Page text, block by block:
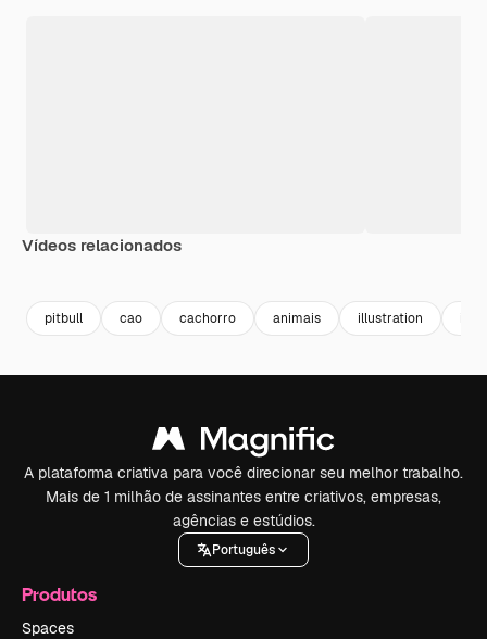
Vídeos relacionados
pitbull cao cachorro animais illustration
A plataforma criativa para você direcionar seu melhor trabalho.
Mais de 1 milhão de assinantes entre criativos, empresas,
agências e estúdios.
Português
Produtos
Spaces